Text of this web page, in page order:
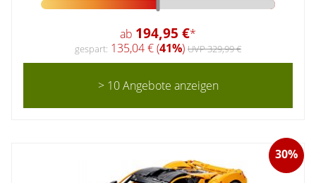
ab 194,95 €*
gespart: 135,04 € (41%) UVP 329,99 €
> 10 Angebote anzeigen
30%